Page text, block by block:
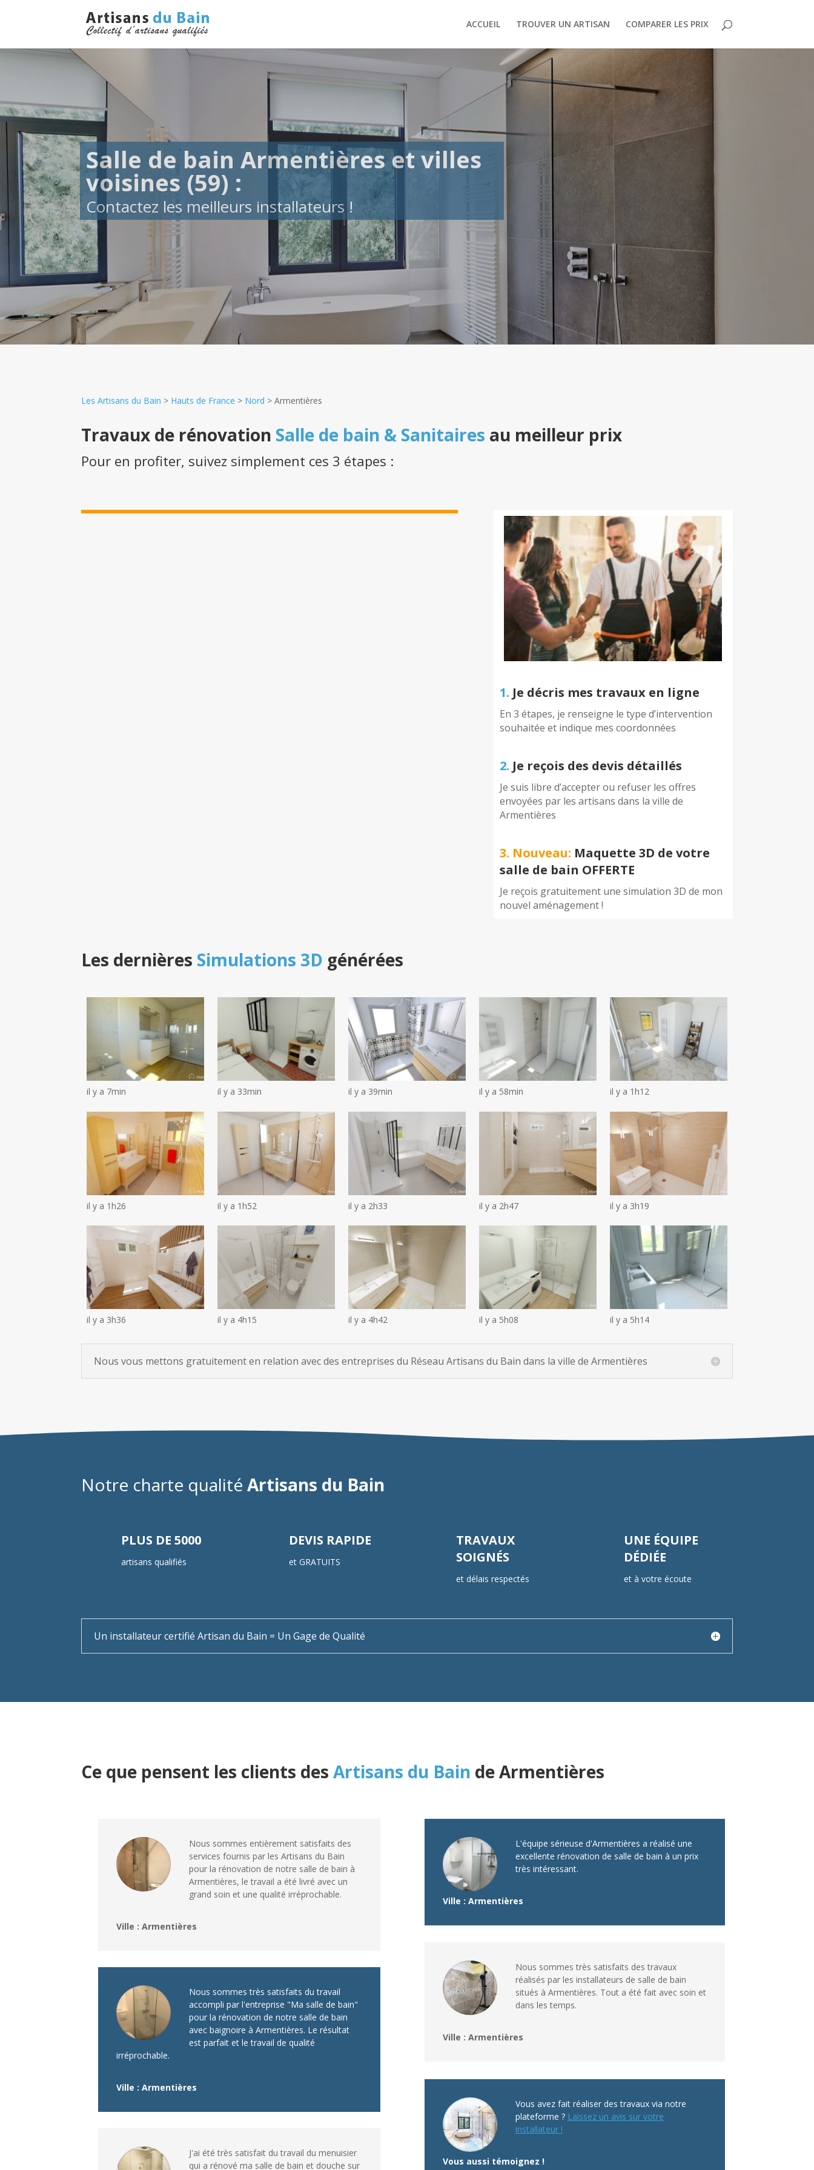
ACCUEIL TROUVER UN ARTISAN COMPARER LES PRIX
Salle de bain Armentières et villes
voisines (59) :
Contactez les meilleurs installateurs !
Les Artisans du Bain > Hauts de France > Nord >Armentières
Travaux de rénovation Salle de bain & Sanitaires au meilleur prix
Pour en profiter, suivez simplement ces 3 étapes :
1. Je décris mes travaux en ligne
En 3 étapes, je renseigne le type d’intervention
souhaitée et indique mes coordonnées
2. Je reçois des devis détaillés
Je suis libre d’accepter ou refuser les offres
envoyées par les artisans dans la ville de
Armentières
3. Nouveau: Maquette 3D de votre
salle de bain OFFERTE
Je reçois gratuitement une simulation 3D de mon
nouvel aménagement !
Les dernières Simulations 3D générées
il y a 7min il y a 33min il y a 39min il y a 58min il y a 1h12
il y a 1h26 il y a 1h52 il y a 2h33 il y a 2h47 il y a 3h19
il y a 3h36 il y a 4h15 il y a 4h42 il y a 5h08 il y a 5h14
Nous vous mettons gratuitement en relation avec des entreprises du Réseau Artisans du Bain dans la ville de Armentières
Notre charte qualitéArtisans du Bain
PLUS DE 5000
artisans qualifiés
DEVIS RAPIDE
et GRATUITS
TRAVAUX
SOIGNÉS
et délais respectés
UNE ÉQUIPE
DÉDIÉE
et à votre écoute
Un installateur certifié Artisan du Bain = Un Gage de Qualité
Ce que pensent les clients desArtisans du Bain de Armentières
Nous sommes entièrement satisfaits des
services fournis par les Artisans du Bain
pour la rénovation de notre salle de bain à
Armentières, le travail a été livré avec un
grand soin et une qualité irréprochable.
Ville : Armentières
Nous sommes très satisfaits du travail
accompli par l'entreprise "Ma salle de bain"
pour la rénovation de notre salle de bain
avec baignoire à Armentières. Le résultat
est parfait et le travail de qualité
irréprochable.
Ville : Armentières
J'ai été très satisfait du travail du menuisier
qui a rénové ma salle de bain et douche sur
L'équipe sérieuse d'Armentières a réalisé une
excellente rénovation de salle de bain à un prix
très intéressant.
Ville : Armentières
Nous sommes très satisfaits des travaux
réalisés par les installateurs de salle de bain
situés à Armentières. Tout a été fait avec soin et
dans les temps.
Ville : Armentières
Vous avez fait réaliser des travaux via notre
plateforme ? Laissez un avis sur votre
installateur !
Vous aussi témoignez !